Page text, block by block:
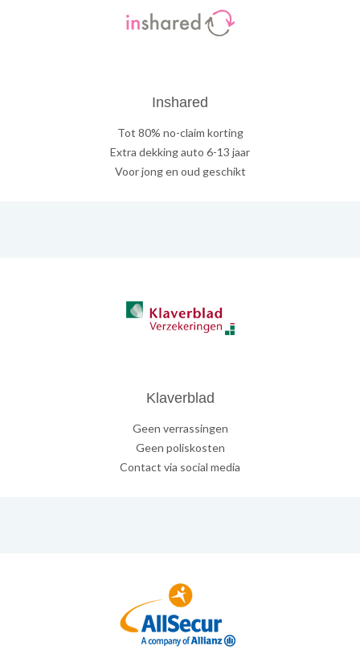
Inshared
Tot 80% no-claim korting
Extra dekking auto 6-13 jaar
Voor jong en oud geschikt
Klaverblad
Geen verrassingen
Geen poliskosten
Contact via social media